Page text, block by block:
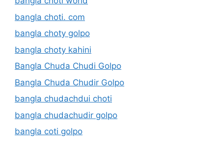
bangla choti. com
bangla choty golpo
bangla choty kahini
Bangla Chuda Chudi Golpo
Bangla Chuda Chudir Golpo
bangla chudachdui choti
bangla chudachudir golpo
bangla coti golpo